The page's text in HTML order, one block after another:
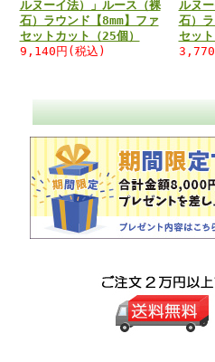
ルヌーイ法）」ルース（裸
石）ラウンド【8mm】ファ
セットカット（25個）
9,140円(税込)
ルヌ
石）
セッ